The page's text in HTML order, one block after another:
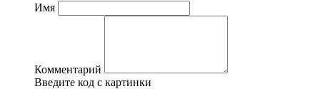
Имя
Комментарий
Введите код с картинки